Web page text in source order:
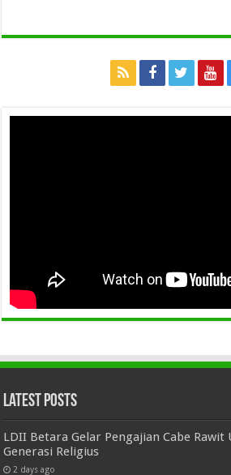
Latest Posts
LDII Betara Gelar Pengajian Cabe Rawit
Generasi Religius
2 days ago